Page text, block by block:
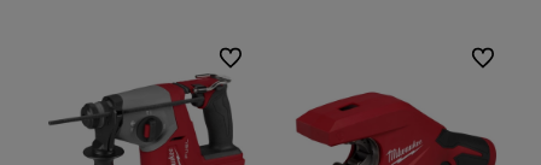
Do ulubionych Do